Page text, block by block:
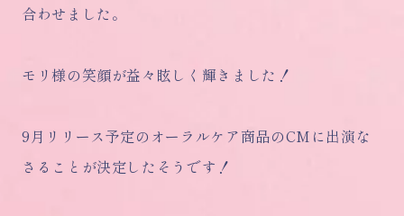
合わせました。
モリ様の笑顔が益々眩しく輝きました！
9月リリース予定のオーラルケア商品のCMに出演な
さることが決定したそうです！